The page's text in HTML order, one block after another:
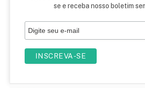
se e receba nosso boletim